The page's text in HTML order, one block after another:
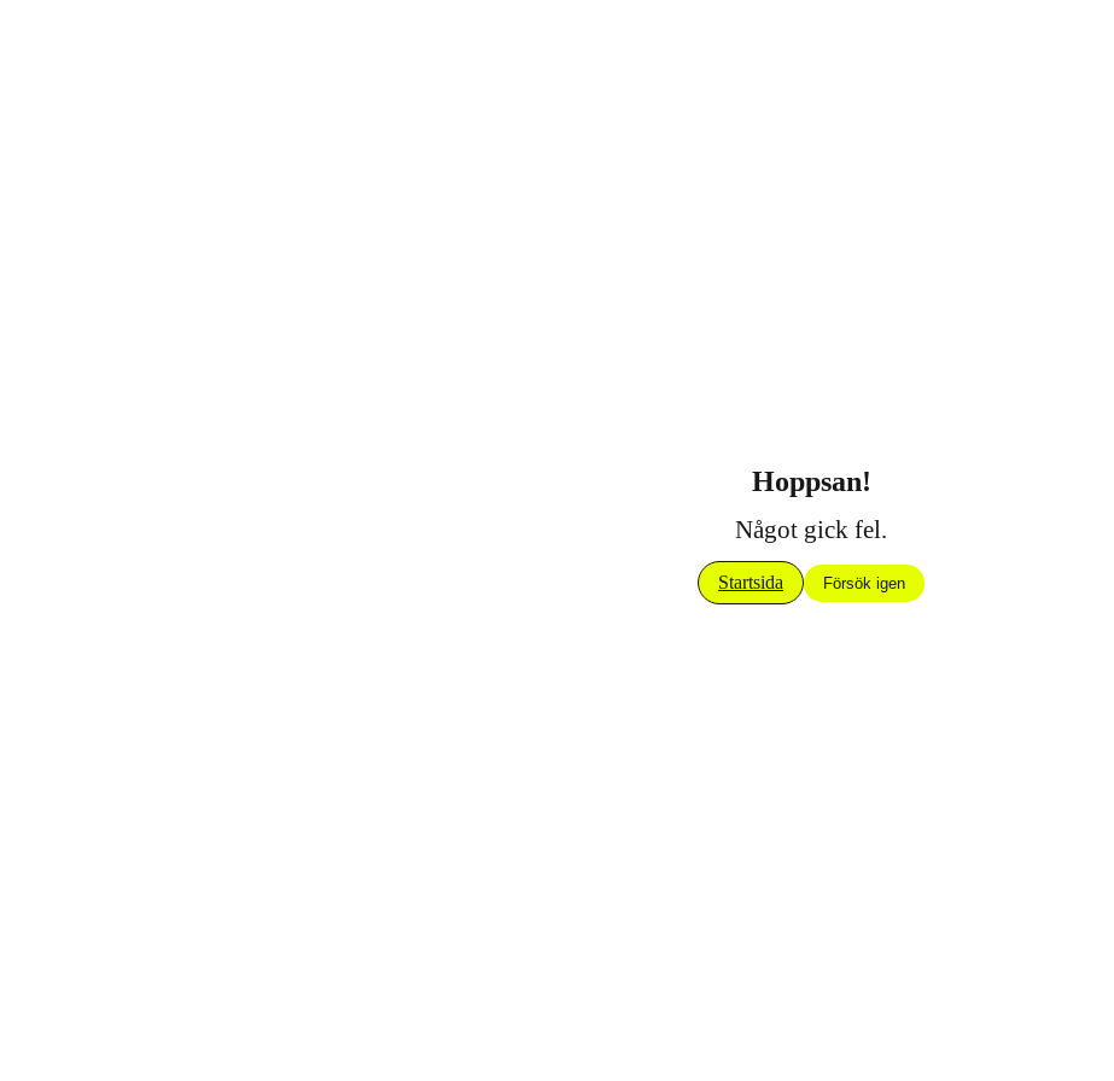
Hoppsan!
Något gick fel.
Startsida Försök igen